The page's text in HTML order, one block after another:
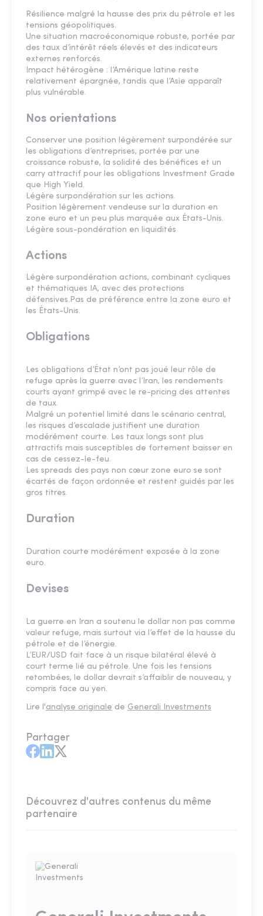
Résilience malgré la hausse des prix du pétrole et les
tensions géopolitiques.
Une situation macroéconomique robuste, portée par
des taux d’intérêt réels élevés et des indicateurs
externes renforcés.
Impact hétérogène : l’Amérique latine reste
relativement épargnée, tandis que l’Asie apparaît
plus vulnérable.
Nos orientations
Conserver une position légèrement surpondérée sur
les obligations d’entreprises, portée par une
croissance robuste, la solidité des bénéfices et un
carry attractif pour les obligations Investment Grade
que High Yield.
Légère surpondération sur les actions.
Position légèrement vendeuse sur la duration en
zone euro et un peu plus marquée aux États-Unis.
Légère sous-pondération en liquidités
Actions
Légère surpondération actions, combinant cycliques
et thématiques IA, avec des protections
défensives.Pas de préférence entre la zone euro et
les États-Unis.
Obligations
Les obligations d’État n’ont pas joué leur rôle de
refuge après la guerre avec l’Iran, les rendements
courts ayant grimpé avec le re-pricing des attentes
de taux.
Malgré un potentiel limité dans le scénario central,
les risques d’escalade justifient une duration
modérément courte. Les taux longs sont plus
attractifs mais susceptibles de fortement baisser en
cas de cessez-le-feu.
Les spreads des pays non cœur zone euro se sont
écartés de façon ordonnée et restent guidés par les
gros titres.
Duration
Duration courte modérément exposée à la zone
euro.
Devises
La guerre en Iran a soutenu le dollar non pas comme
valeur refuge, mais surtout via l’effet de la hausse du
pétrole et de l’énergie.
L’EUR/USD fait face à un risque bilatéral élevé à
court terme lié au pétrole. Une fois les tensions
retombées, le dollar devrait s’affaiblir de nouveau, y
compris face au yen.
Lire l'analyse originale de Generali Investments
Partager
Découvrez d'autres contenus du même
partenaire